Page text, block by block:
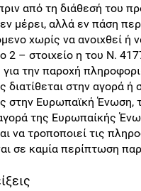
από τη διάθεσή του
μέρει, αλλά εν πάση
χωρίς να ανοιχθεί
2 – στοιχείο η του Ν.
για την παροχή
διατίθεται στην αγορά
στην Ευρωπαϊκή Ένωση,
της Ευρωπαίκής
να τροποποιεί τις
σε καμία περίπτωση